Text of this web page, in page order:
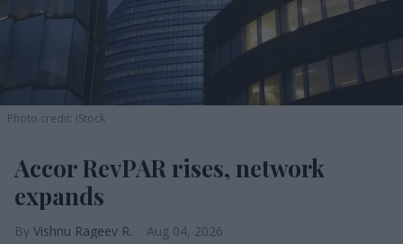
Photo credit: iStock
Accor RevPAR rises, network
expands
Vishnu Rageev R. Aug 04, 2026